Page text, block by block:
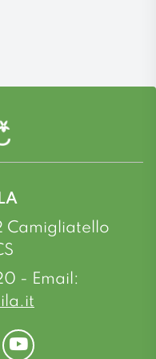
Camigliatello
- Email:
Youtube